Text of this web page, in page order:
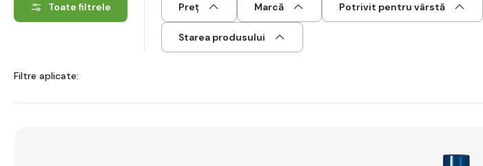
Toate filtrele Preț Marcă Potrivit pentru vârstă
Starea produsului
Filtre aplicate: